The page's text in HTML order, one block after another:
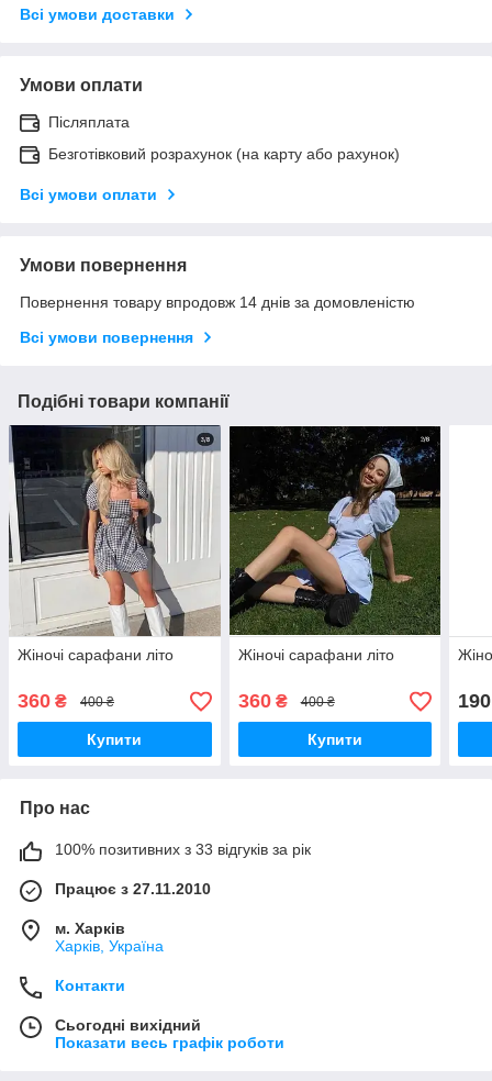
Всі умови доставки
Умови оплати
Післяплата
Безготівковий розрахунок (на карту або рахунок)
Всі умови оплати
Умови повернення
Повернення товару впродовж 14 днів за домовленістю
Всі умови повернення
Подібні товари компанії
Жіночі сарафани літо
360 ₴ 400 ₴
Купити
Жіночі сарафани літо
360₴ 400 ₴
Купити
190
Про нас
100% позитивних з 33 відгуків за рік
Працює з 27.11.2010
м. Харків
Харків, Україна
Контакти
Сьогодні вихідний
Показати весь графік роботи